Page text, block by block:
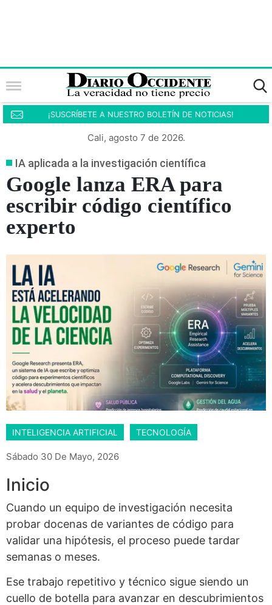
¡SUSCRÍBETE A NUESTRO BOLETÍN DE NOTICIAS!
Cali, agosto 7 de 2026.
IA aplicada a la investigación científica
Google lanza ERA para
escribir código científico
experto
INTELIGENCIA ARTIFICIAL TECNOLOGÍA
Sábado 30 De Mayo, 2026
Inicio
Cuando un equipo de investigación necesita
probar docenas de variantes de código para
validar una hipótesis, el proceso puede tardar
semanas o meses.
Ese trabajo repetitivo y técnico sigue siendo un
cuello de botella para avanzar en descubrimientos